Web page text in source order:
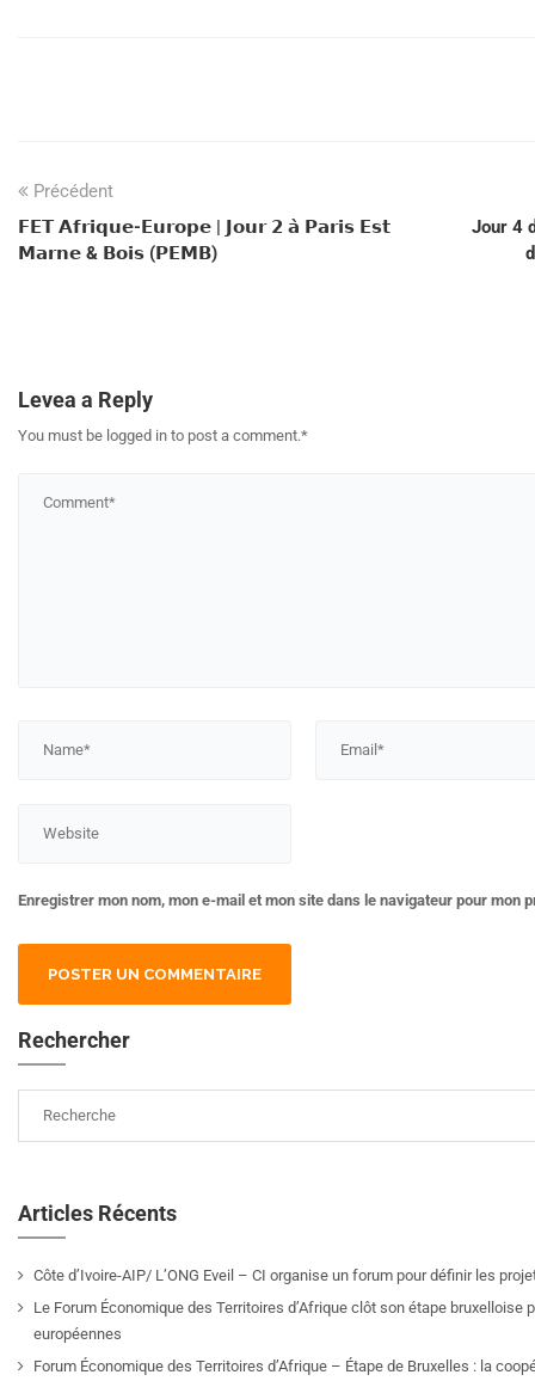
Précédent
𝗙𝗘𝗧 𝗔𝗳𝗿𝗶𝗾𝘂𝗲-𝗘𝘂𝗿𝗼𝗽𝗲 | 𝗝𝗼𝘂𝗿 𝟮 𝗮̀ 𝗣𝗮𝗿𝗶𝘀 𝗘𝘀𝘁
𝗠𝗮𝗿𝗻𝗲 & 𝗕𝗼𝗶𝘀 (𝗣𝗘𝗠𝗕)
Jour 4
Levea a Reply
You must be logged in to post a comment.*
Enregistrer mon nom, mon e-mail et mon site dans le navigateur pour mon
Rechercher
Articles Récents
Côte d’Ivoire-AIP/ L’ONG Eveil – CI organise un forum pour définir les
Le Forum Économique des Territoires d’Afrique clôt son étape
européennes
Forum Économique des Territoires d’Afrique – Étape de Bruxelles : la